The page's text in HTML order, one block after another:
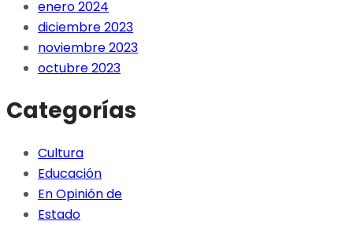
enero 2024
diciembre 2023
noviembre 2023
octubre 2023
Categorías
Cultura
Educación
En Opinión de
Estado